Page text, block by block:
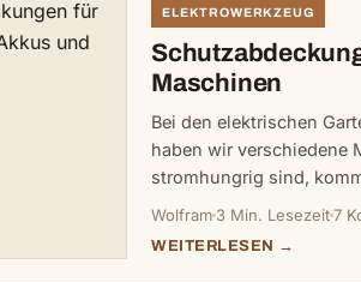
ELEKTROWERKZEUG
Maschinen
Bei den elektrischen
haben wir verschiedene
stromhungrig sind,
Wolfram 3 Min. Lesezeit7
WEITERLESEN →